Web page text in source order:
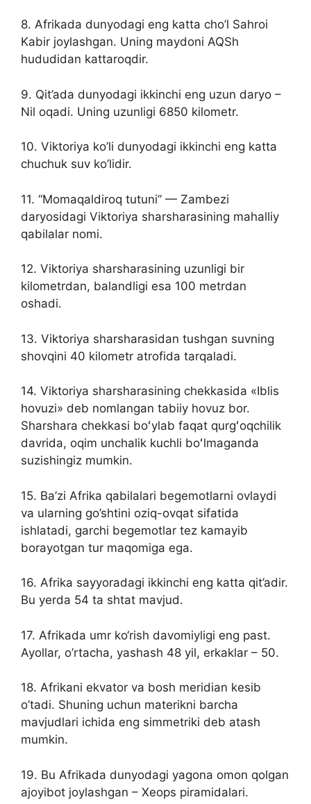
8. Afrikada dunyodagi eng katta cho’l Sahroi
Kabir joylashgan. Uning maydoni AQSh
hududidan kattaroqdir.
9. Qit’ada dunyodagi ikkinchi eng uzun daryo –
Nil oqadi. Uning uzunligi 6850 kilometr.
10. Viktoriya ko’li dunyodagi ikkinchi eng katta
chuchuk suv ko’lidir.
11. “Momaqaldiroq tutuni” — Zambezi
daryosidagi Viktoriya sharsharasining mahalliy
qabilalar nomi.
12. Viktoriya sharsharasining uzunligi bir
kilometrdan, balandligi esa 100 metrdan
oshadi.
13. Viktoriya sharsharasidan tushgan suvning
shovqini 40 kilometr atrofida tarqaladi.
14. Viktoriya sharsharasining chekkasida «Iblis
hovuzi» deb nomlangan tabiiy hovuz bor.
Sharshara chekkasi boʻylab faqat qurgʻoqchilik
davrida, oqim unchalik kuchli boʻlmaganda
suzishingiz mumkin.
15. Ba’zi Afrika qabilalari begemotlarni ovlaydi
va ularning go’shtini oziq-ovqat sifatida
ishlatadi, garchi begemotlar tez kamayib
borayotgan tur maqomiga ega.
16. Afrika sayyoradagi ikkinchi eng katta qit’adir.
Bu yerda 54 ta shtat mavjud.
17. Afrikada umr ko‘rish davomiyligi eng past.
Ayollar, o’rtacha, yashash 48 yil, erkaklar – 50.
18. Afrikani ekvator va bosh meridian kesib
o’tadi. Shuning uchun materikni barcha
mavjudlari ichida eng simmetriki deb atash
mumkin.
19. Bu Afrikada dunyodagi yagona omon qolgan
ajoyibot joylashgan – Xeops piramidalari.